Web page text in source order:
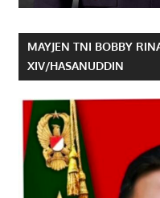
MAYJEN TNI BOBBY
XIV/HASANUDDIN